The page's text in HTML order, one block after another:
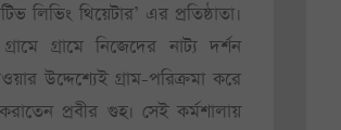
লিভিং থিয়েটার’ এর প্রতিষ্ঠাতা।
গ্রামে নিজেদের নাট্য দর্শন
উদ্দেশ্যেই গ্রাম-পরিক্রমা করে
প্রবীর গুহ। সেই কর্মশালায়